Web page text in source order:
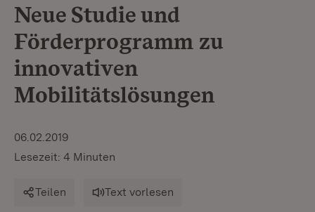
Neue Studie und
Förderprogramm zu
innovativen
Mobilitätslösungen
06.02.2019
Lesezeit: 4 Minuten
Teilen Text vorlesen